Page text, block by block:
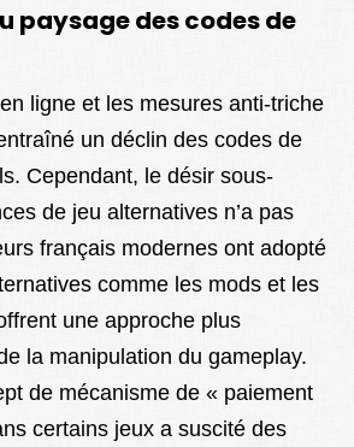
paysage des codes de
ligne et les mesures anti-triche
un déclin des codes de
Cependant, le désir sous-
de jeu alternatives n’a pas
français modernes ont adopté
comme les mods et les
une approche plus
la manipulation du gameplay.
de mécanisme de « paiement
certains jeux a suscité des